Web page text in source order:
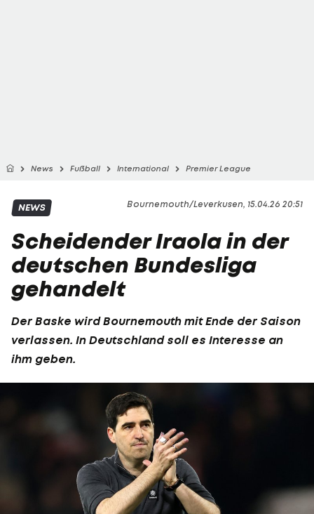
News Fußball International Premier League
Bournemouth/Leverkusen, 15.04.26 20:51
NEWS
Scheidender Iraola in der
deutschen Bundesliga
gehandelt
Der Baske wird Bournemouth mit Ende der Saison
verlassen. In Deutschland soll es Interesse an
ihm geben.